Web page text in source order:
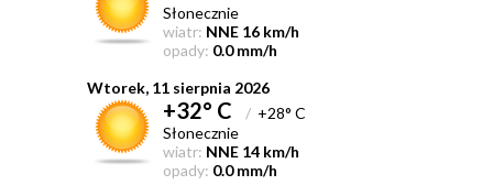
Słonecznie
wiatr: NNE 16 km/h
opady: 0.0 mm/h
Wtorek, 11 sierpnia 2026
+32° C /+28° C
Słonecznie
wiatr: NNE 14 km/h
opady: 0.0 mm/h